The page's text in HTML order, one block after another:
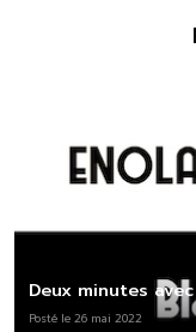
Deux minutes
Posté le 26 mai 2022